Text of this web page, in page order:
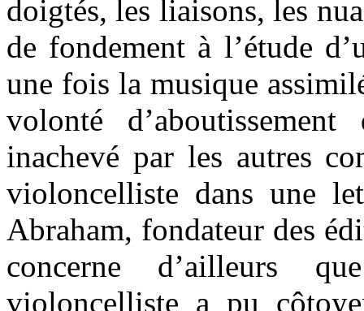
doigtés, les liaisons, les
de fondement à l’étude
une fois la musique
volonté
inachevé par les autres
violoncelliste dans une
Abraham, fondateur des
concerne d’ailleurs
violoncelliste a pu